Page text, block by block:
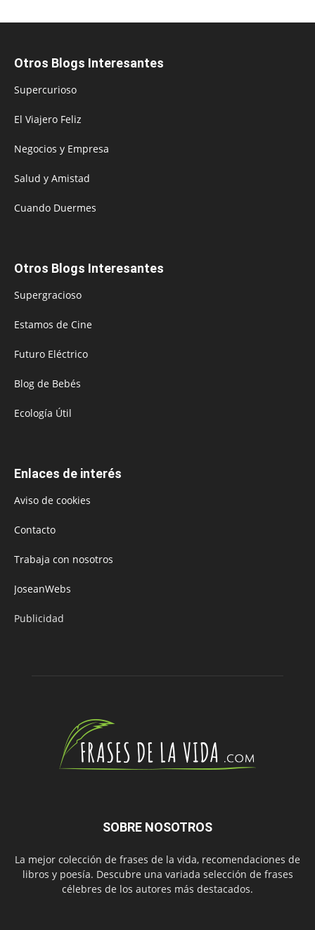
Otros Blogs Interesantes
Supercurioso
El Viajero Feliz
Negocios y Empresa
Salud y Amistad
Cuando Duermes
Otros Blogs Interesantes
Supergracioso
Estamos de Cine
Futuro Eléctrico
Blog de Bebés
Ecología Útil
Enlaces de interés
Aviso de cookies
Contacto
Trabaja con nosotros
JoseanWebs
Publicidad
SOBRE NOSOTROS
La mejor colección de frases de la vida, recomendaciones de
libros y poesía. Descubre una variada selección de frases
célebres de los autores más destacados.